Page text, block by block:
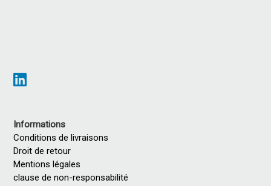
Informations
Conditions de livraisons
Droit de retour
Mentions légales
clause de non-responsabilité